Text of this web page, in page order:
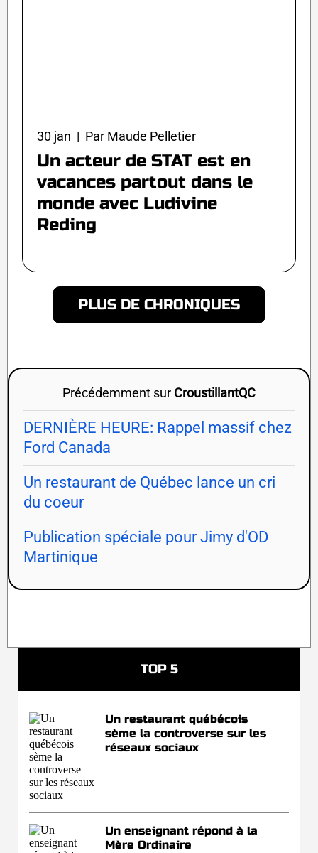
30 jan | Par Maude Pelletier
Un acteur de STAT est en
vacances partout dans le
monde avec Ludivine
Reding
PLUS DE CHRONIQUES
Précédemment sur CroustillantQC
DERNIÈRE HEURE: Rappel massif chez
Ford Canada
Un restaurant de Québec lance un cri
du coeur
Publication spéciale pour Jimy d'OD
Martinique
TOP 5
Un restaurant québécois
sème la controverse sur les
réseaux sociaux
Un enseignant répond à la
Mère Ordinaire